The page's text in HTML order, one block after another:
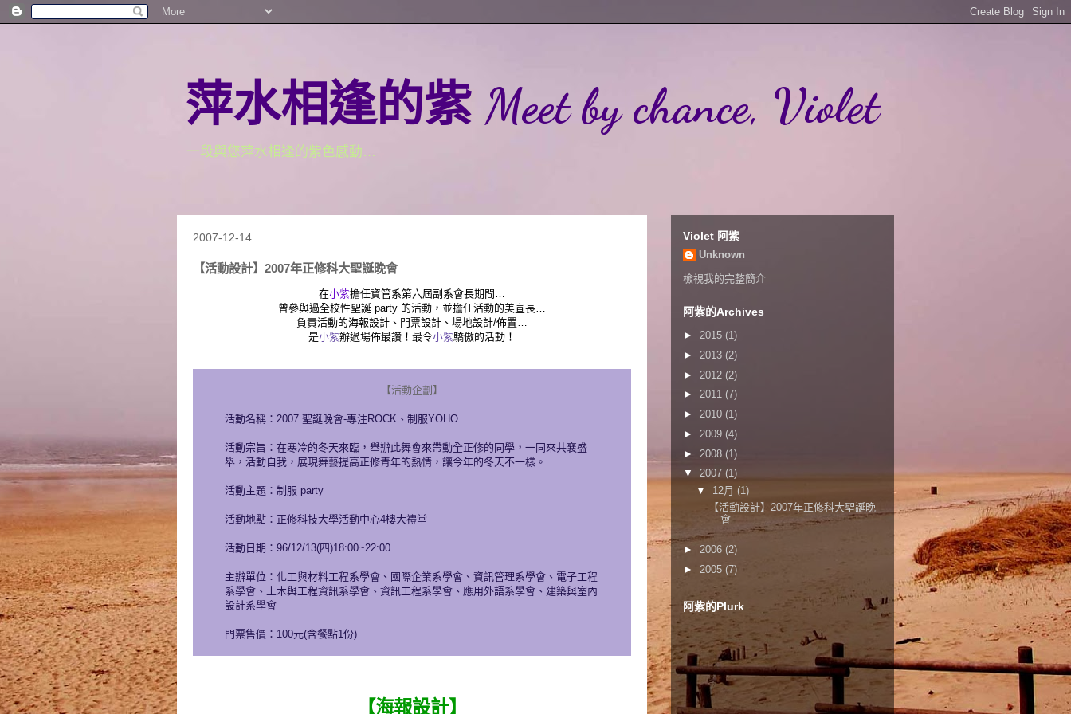
萍水相逢的紫 Meet by chance, Violet
一段與您萍水相逢的紫色感動…
2007-12-14
【活動設計】2007年正修科大聖誕晚會
在小紫擔任資管系第六屆副系會長期間…
曾參與過全校性聖誕 party 的活動，並擔任活動的美宣長…
負責活動的海報設計、門票設計、場地設計/佈置…
是小紫辦過場佈最讚！最令小紫驕傲的活動！
【活動企劃】
活動名稱：2007 聖誕晚會-專注ROCK、制服YOHO
活動宗旨：在寒冷的冬天來臨，舉辦此舞會來帶動全正修的同學，一同來共襄盛
舉，活動自我，展現舞藝提高正修青年的熱情，讓今年的冬天不一樣。
活動主題：制服 party
活動地點：正修科技大學活動中心4樓大禮堂
活動日期：96/12/13(四)18:00~22:00
主辦單位：化工與材料工程系學會、國際企業系學會、資訊管理系學會、電子工程
系學會、土木與工程資訊系學會、資訊工程系學會、應用外語系學會、建築與室內
設計系學會
門票售價：100元(含餐點1份)
【海報設計】
Violet 阿紫
Unknown
檢視我的完整簡介
阿紫的Archives
► 2015 (1)
► 2013 (2)
► 2012 (2)
► 2011 (7)
► 2010 (1)
► 2009 (4)
► 2008 (1)
▼ 2007 (1)
▼ 12月 (1)
【活動設計】2007年正修科大聖誕晚
會
► 2006 (2)
► 2005 (7)
阿紫的Plurk